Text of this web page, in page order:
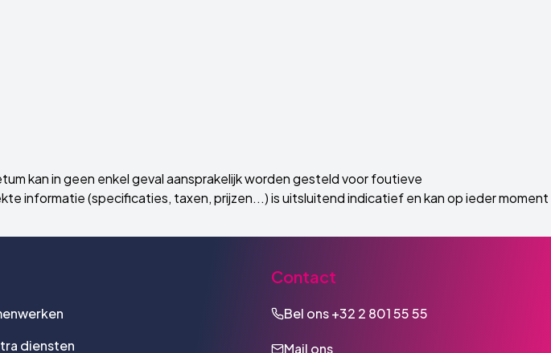
kan in geen enkel geval aansprakelijk worden gesteld voor foutieve
informatie (specificaties, taxen, prijzen...) is uitsluitend indicatief en kan op ieder moment
diensten
Contact
Bel ons+32 2 801 55 55
Mail ons